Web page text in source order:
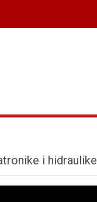
i hidraulike